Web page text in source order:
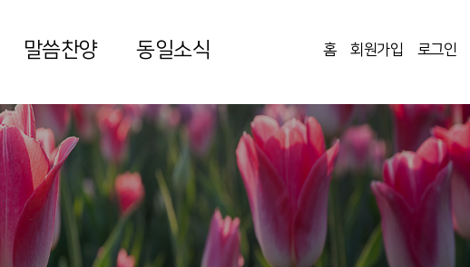
말씀찬양 동일소식 홈 회원가입 로그인